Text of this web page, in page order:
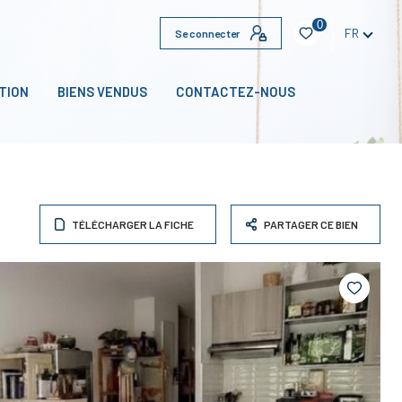
Se connecter
0
FR
BIENS VENDUS CONTACTEZ-NOUS
TÉLÉCHARGER LA FICHE PARTAGER CE BIEN